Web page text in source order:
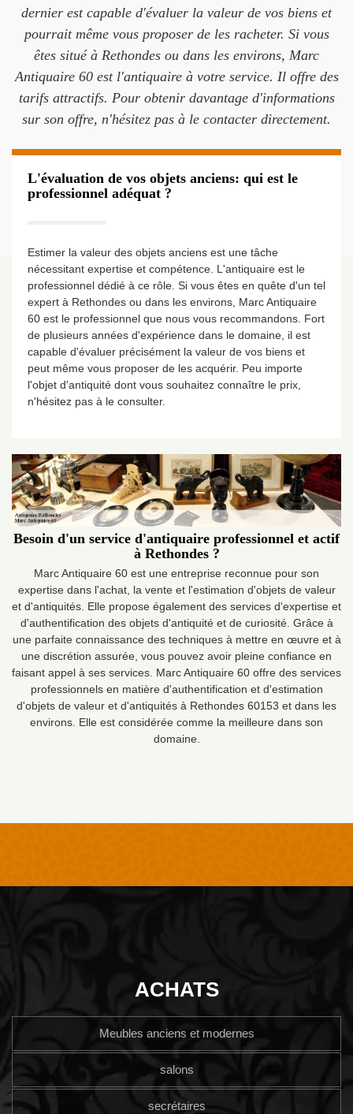
dernier est capable d'évaluer la valeur de vos biens et
pourrait même vous proposer de les racheter. Si vous
êtes situé à Rethondes ou dans les environs, Marc
Antiquaire 60 est l'antiquaire à votre service. Il offre des
tarifs attractifs. Pour obtenir davantage d'informations
sur son offre, n'hésitez pas à le contacter directement.
L'évaluation de vos objets anciens: qui est le
professionnel adéquat ?
Estimer la valeur des objets anciens est une tâche
nécessitant expertise et compétence. L'antiquaire est le
professionnel dédié à ce rôle. Si vous êtes en quête d'un tel
expert à Rethondes ou dans les environs, Marc Antiquaire
60 est le professionnel que nous vous recommandons. Fort
de plusieurs années d'expérience dans le domaine, il est
capable d'évaluer précisément la valeur de vos biens et
peut même vous proposer de les acquérir. Peu importe
l'objet d'antiquité dont vous souhaitez connaître le prix,
n'hésitez pas à le consulter.
Besoin d'un service d'antiquaire professionnel et actif
à Rethondes ?
Marc Antiquaire 60 est une entreprise reconnue pour son
expertise dans l'achat, la vente et l'estimation d'objets de valeur
et d'antiquités. Elle propose également des services d'expertise et
d'authentification des objets d'antiquité et de curiosité. Grâce à
une parfaite connaissance des techniques à mettre en œuvre et à
une discrétion assurée, vous pouvez avoir pleine confiance en
faisant appel à ses services. Marc Antiquaire 60 offre des services
professionnels en matière d'authentification et d'estimation
d'objets de valeur et d'antiquités à Rethondes 60153 et dans les
environs. Elle est considérée comme la meilleure dans son
domaine.
ACHATS
Meubles anciens et modernes
salons
secrétaires